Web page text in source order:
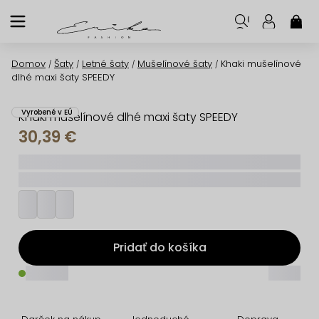
na
Domov / Šaty / Letné šaty / Mušelínové šaty / Khaki mušelínové
dlhé maxi šaty SPEEDY
Khaki mušelínové dlhé maxi šaty SPEEDY
Vyrobené v EÚ
30,39 €
Pridať do košíka